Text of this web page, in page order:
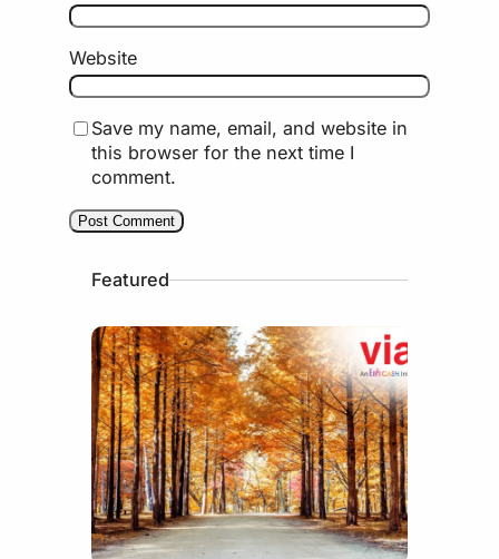
Website
Save my name, email, and website in
this browser for the next time I
comment.
Featured